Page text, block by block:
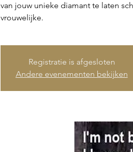
van jouw unieke diamant te laten
vrouwelijke.
Registratie is afgesloten
Andere evenementen bekijken